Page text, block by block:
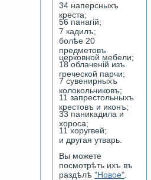
34 наперсныхъ
креста;
56 панагiй;
7 кадилъ;
болѣе 20
предметовъ
церковной мебели;
18 облаченiй изъ
греческой парчи;
7 сувенирныхъ
колокольчиковъ;
11 запрестольныхъ
крестовъ и иконъ;
33 паникадила и
хороса;
11 хоругвей;
и другая утварь.
Вы можете
посмотрѣть ихъ въ
раздѣлѣ "Новое"